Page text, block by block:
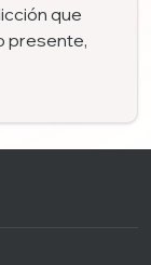
que
presente,